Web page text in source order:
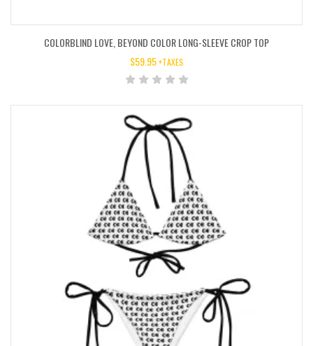
COLORBLIND LOVE, BEYOND COLOR LONG-SLEEVE CROP TOP
$59.95 +TAXES